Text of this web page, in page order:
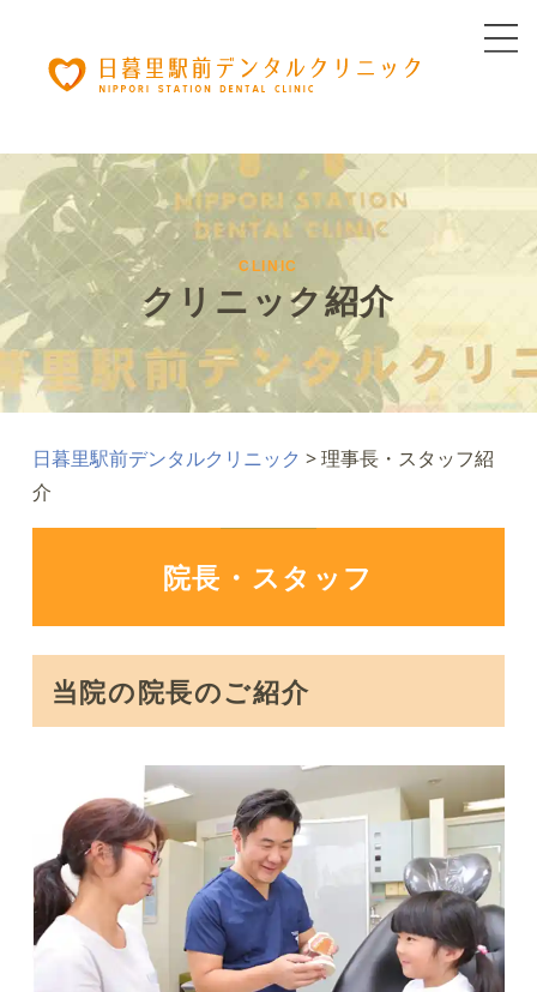
CLINIC
クリニック紹介
日暮里駅前デンタルクリニック >理事長・スタッフ紹
介
院長・スタッフ
当院の院長のご紹介